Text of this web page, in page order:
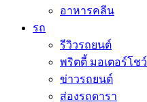
อาหารคลีน
รถ
รีวิวรถยนต์
พริตตี้ มอเตอร์โชว์
ข่าวรถยนต์
ส่องรถดารา